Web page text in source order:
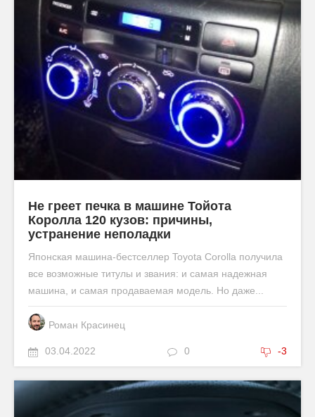
Не греет печка в машине Тойота
Королла 120 кузов: причины,
устранение неполадки
Японская машина-бестселлер Toyota Corolla получила
все возможные титулы и звания: и самая надежная
машина, и самая продаваемая модель. Но даже...
Роман Красинец
03.04.2022 0 -3